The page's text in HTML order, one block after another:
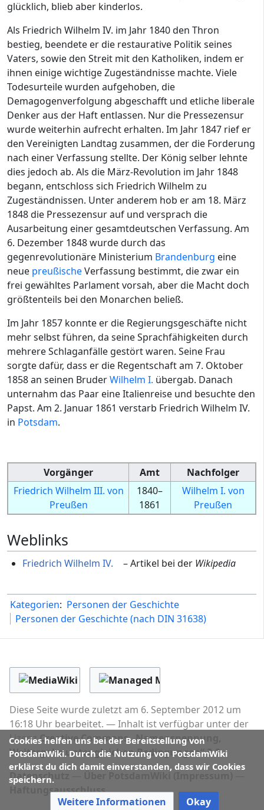
glücklich, blieb aber kinderlos.
Als Friedrich Wilhelm IV. im Jahr 1840 den Thron
bestieg, beendete er die restaurative Politik seines
Vaters, sowie den Streit mit den Katholiken, indem er
ihnen einige wichtige Zugeständnisse machte. Viele
Todesurteile wurden aufgehoben, die
Demagogenverfolgung abgeschafft und etliche liberale
Denker aus der Haft entlassen. Nur die Pressezensur
wurde weiterhin aufrecht erhalten. Im Jahr 1847 rief er
den Vereinigten Landtag zusammen, der die Forderung
nach einer Verfassung stellte. Der König selber lehnte
dies jedoch ab. Als die März-Revolution im Jahr 1848
begann, entschloss sich Friedrich Wilhelm zu
Zugeständnissen. Unter anderem hob er am 18. März
1848 die Pressezensur auf und versprach die
Ausarbeitung einer gesamtdeutschen Verfassung. Am
6. Dezember 1848 wurde durch das
gegenrevolutionäre Ministerium Brandenburg eine
neue preußischeVerfassung bestimmt, die zwar ein
frei gewähltes Parlament vorsah, aber die Macht doch
größtenteils bei den Monarchen beließ.
Im Jahr 1857 konnte er die Regierungsgeschäfte nicht
mehr selbst führen, da seine Sprachfähigkeiten durch
mehrere Schlaganfälle gestört waren. Seine Frau
sorgte dafür, dass er die Regentschaft am 7. Oktober
1858 an seinen BruderWilhelm I. übergab. Danach
unternahm das Paar eine Italienreise und besuchte den
Papst. Am 2. Januar 1861 verstarb Friedrich Wilhelm IV.
in Potsdam.
Vorgänger Amt
Nachfolger
Friedrich Wilhelm III. von
Preußen
1840–
1861
Wilhelm I. von
Preußen
Weblinks
Friedrich Wilhelm IV. – Artikel bei der Wikipedia
Kategorien: Personen der Geschichte
Personen der Geschichte (nach DIN 31638)
Cookies helfen uns bei der Bereitstellung von
PotsdamWiki. Durch die Nutzung von PotsdamWiki
erklärst du dich damit einverstanden, dass wir Cookies
speichern.
Weitere Informationen Okay
Diese Seite wurde zuletzt am 6. September 2012 um
16:18 Uhr bearbeitet.
Inhalt ist verfügbar unter der
LizenzCreative Commons „Namensnennung,
Weitergabe unter gleichen Bedingungen“ 3.0.
Datenschutz
Haftungsausschluss